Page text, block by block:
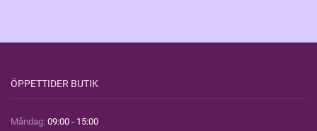
ÖPPETTIDER BUTIK
Måndag: 09:00 - 15:00